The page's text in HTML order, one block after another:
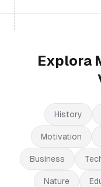
Explora
History
Motivation
Business
Nature